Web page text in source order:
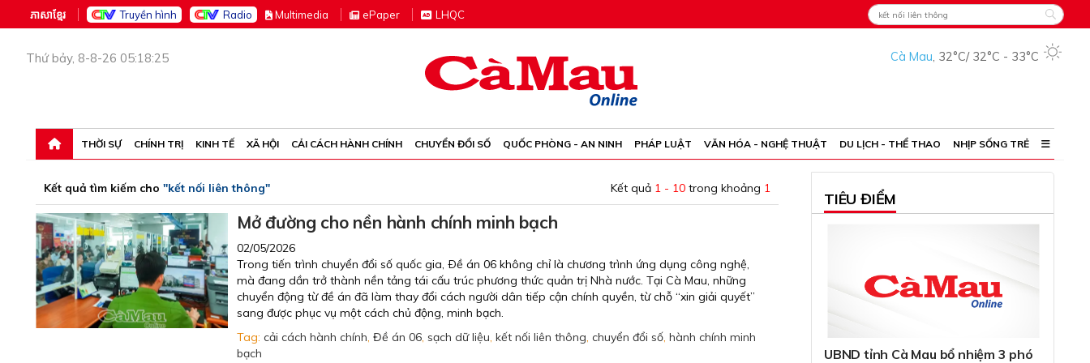
ភាសាខ្មែរ Truyền hình Radio Multimedia ePaper LHQC
Thứ bảy, 8-8-26 05:18:25 Cà Mau, 32°C/ 32°C - 33°C
THỜI SỰ CHÍNH TRỊ KINH TẾ XÃ HỘI CẢI CÁCH HÀNH CHÍNH CHUYỂN ĐỔI SỐ QUỐC PHÒNG - AN NINH PHÁP LUẬT VĂN HÓA - NGHỆ THUẬT DU LỊCH - THỂ THAO NHỊP SỐNG TRẺ
Kết quả tìm kiếm cho "kết nối liên thông" Kết quả 1 - 10 trong khoảng 1
Mở đường cho nền hành chính minh bạch
02/05/2026
Trong tiến trình chuyển đổi số quốc gia, Ðề án 06 không chỉ là chương trình ứng dụng công nghệ,
mà đang dần trở thành nền tảng tái cấu trúc phương thức quản trị Nhà nước. Tại Cà Mau, những
chuyển động từ đề án đã làm thay đổi cách người dân tiếp cận chính quyền, từ chỗ “xin giải quyết”
sang được phục vụ một cách chủ động, minh bạch.
Tag: cải cách hành chính, Đề án 06, sạch dữ liệu, kết nối liên thông, chuyển đổi số, hành chính minh
bạch
TIÊU ĐIỂM
UBND tỉnh Cà Mau bổ nhiệm 3 phó